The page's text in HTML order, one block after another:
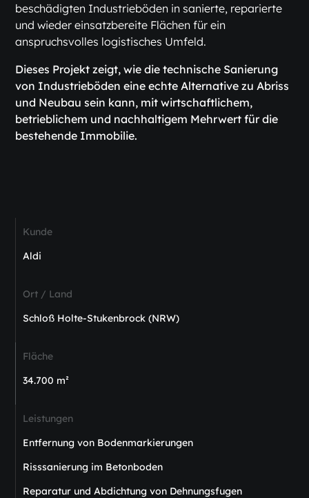
beschädigten Industrieböden in sanierte, reparierte
und wieder einsatzbereite Flächen für ein
anspruchsvolles logistisches Umfeld.
Dieses Projekt zeigt, wie die technische Sanierung
von Industrieböden eine echte Alternative zu Abriss
und Neubau sein kann, mit wirtschaftlichem,
betrieblichem und nachhaltigem Mehrwert für die
bestehende Immobilie.
Kunde
Aldi
Ort / Land
Schloß Holte-Stukenbrock (NRW)
Fläche
34.700 m²
Leistungen
Entfernung von Bodenmarkierungen
Risssanierung im Betonboden
Reparatur und Abdichtung von Dehnungsfugen